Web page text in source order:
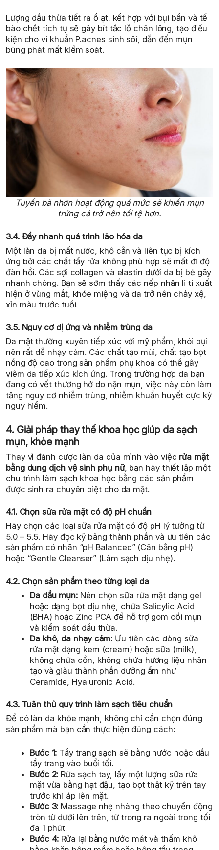
Lượng dầu thừa tiết ra ồ ạt, kết hợp với bụi bẩn và tế
bào chết tích tụ sẽ gây bít tắc lỗ chân lông, tạo điều
kiện cho vi khuẩn P.acnes sinh sôi, dẫn đến mụn
bùng phát mất kiểm soát.
Tuyến bã nhờn hoạt động quá mức sẽ khiến mụn
trứng cá trở nên tồi tệ hơn.
3.4. Đẩy nhanh quá trình lão hóa da
Một làn da bị mất nước, khô cằn và liên tục bị kích
ứng bởi các chất tẩy rửa không phù hợp sẽ mất đi độ
đàn hồi. Các sợi collagen và elastin dưới da bị bẻ gãy
nhanh chóng. Bạn sẽ sớm thấy các nếp nhăn li ti xuất
hiện ở vùng mắt, khóe miệng và da trở nên chảy xệ,
xỉn màu trước tuổi.
3.5. Nguy cơ dị ứng và nhiễm trùng da
Da mặt thường xuyên tiếp xúc với mỹ phẩm, khói bụi
nên rất dễ nhạy cảm. Các chất tạo mùi, chất tạo bọt
nồng độ cao trong sản phẩm phụ khoa có thể gây
viêm da tiếp xúc kích ứng. Trong trường hợp da bạn
đang có vết thương hở do nặn mụn, việc này còn làm
tăng nguy cơ nhiễm trùng, nhiễm khuẩn huyết cực kỳ
nguy hiểm.
4. Giải pháp thay thế khoa học giúp da sạch
mụn, khỏe mạnh
Thay vì đánh cược làn da của mình vào việc rửa mặt
bằng dung dịch vệ sinh phụ nữ, bạn hãy thiết lập một
chu trình làm sạch khoa học bằng các sản phẩm
được sinh ra chuyên biệt cho da mặt.
4.1. Chọn sữa rửa mặt có độ pH chuẩn
Hãy chọn các loại sữa rửa mặt có độ pH lý tưởng từ
5.0 – 5.5. Hãy đọc kỹ bảng thành phần và ưu tiên các
sản phẩm có nhãn “pH Balanced” (Cân bằng pH)
hoặc “Gentle Cleanser” (Làm sạch dịu nhẹ).
4.2. Chọn sản phẩm theo từng loại da
Da dầu mụn: Nên chọn sữa rửa mặt dạng gel
hoặc dạng bọt dịu nhẹ, chứa Salicylic Acid
(BHA) hoặc Zinc PCA để hỗ trợ gom cồi mụn
và kiểm soát dầu thừa.
Da khô, da nhạy cảm: Ưu tiên các dòng sữa
rửa mặt dạng kem (cream) hoặc sữa (milk),
không chứa cồn, không chứa hương liệu nhân
tạo và giàu thành phần dưỡng ẩm như
Ceramide, Hyaluronic Acid.
4.3. Tuân thủ quy trình làm sạch tiêu chuẩn
Để có làn da khỏe mạnh, không chỉ cần chọn đúng
sản phẩm mà bạn cần thực hiện đúng cách:
Bước 1: Tẩy trang sạch sẽ bằng nước hoặc dầu
tẩy trang vào buổi tối.
Bước 2: Rửa sạch tay, lấy một lượng sữa rửa
mặt vừa bằng hạt đậu, tạo bọt thật kỹ trên tay
trước khi áp lên mặt.
Bước 3: Massage nhẹ nhàng theo chuyển động
tròn từ dưới lên trên, từ trong ra ngoài trong tối
đa 1 phút.
Bước 4: Rửa lại bằng nước mát và thấm khô